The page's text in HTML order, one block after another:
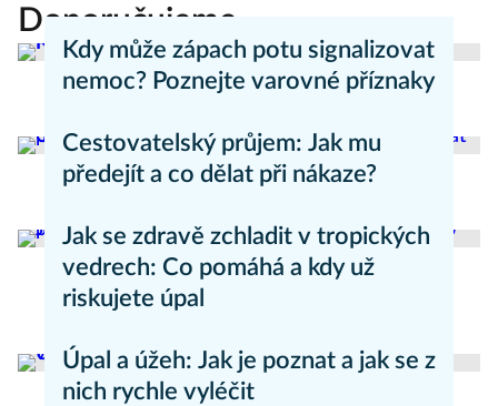
Doporučujeme
Kdy může zápach potu signalizovat
nemoc? Poznejte varovné příznaky
Cestovatelský průjem: Jak mu
předejít a co dělat při nákaze?
Jak se zdravě zchladit v tropických
vedrech: Co pomáhá a kdy už
riskujete úpal
Pavla Skurovcová
Úpal a úžeh: Jak je poznat a jak se z
nich rychle vyléčit